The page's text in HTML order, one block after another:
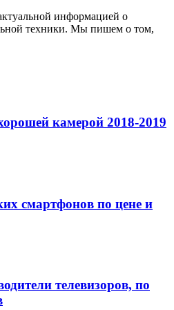
информацией о
техники. Мы пишем о том,
камерой 2018-2019
смартфонов по цене и
телевизоров, по